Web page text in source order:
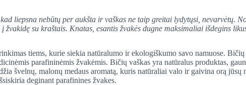
liepsna nebūtų per aukšta ir vaškas ne taip greitai lydytųsi, nevarvėtų.
su kraštais. Knatas, esantis žvakės dugne maksimaliai išdegins
tiems, kurie siekia natūralumo ir ekologiškumo savo namuose.
parafininėmis žvakėmis. Bičių vaškas yra natūralus produktas,
švelnų, malonų medaus aromatą, kuris natūraliai valo ir gaivina orą
deginant parafinines žvakes.